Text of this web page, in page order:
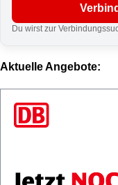
Du wirst zur
Aktuelle Angebote: